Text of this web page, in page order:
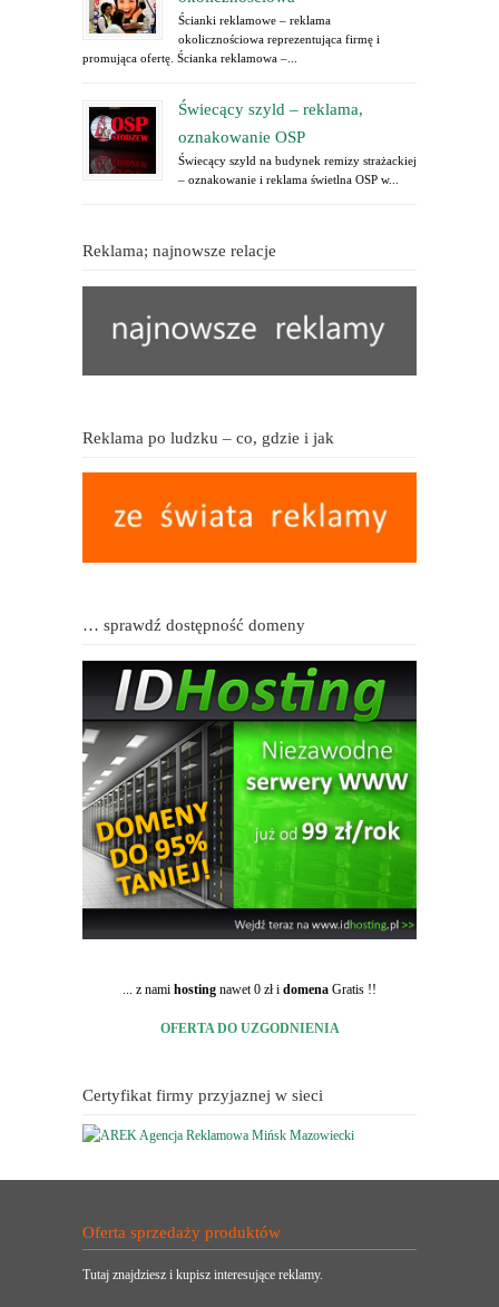
Ścianki reklamowe – reklama
okolicznościowa reprezentująca firmę i
promująca ofertę. Ścianka reklamowa –...
Świecący szyld – reklama,
oznakowanie OSP
Świecący szyld na budynek remizy strażackiej
– oznakowanie i reklama świetlna OSP w...
Reklama; najnowsze relacje
Reklama po ludzku – co, gdzie i jak
… sprawdź dostępność domeny
... z nami hosting nawet 0 zł i domena Gratis !!
OFERTA DO UZGODNIENIA
Certyfikat firmy przyjaznej w sieci
Oferta sprzedaży produktów
Tutaj znajdziesz i kupisz interesujące reklamy.